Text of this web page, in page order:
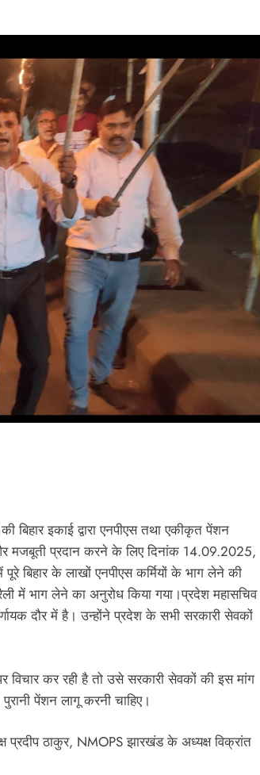
बिहार इकाई द्वारा एनपीएस तथा एकीकृत पेंशन
मजबूती प्रदान करने के लिए दिनांक 14.09.2025,
बिहार के लाखों एनपीएस कर्मियों के भाग लेने की
में भाग लेने का अनुरोध किया गया।प्रदेश महासचिव
दौर में है। उन्होंने प्रदेश के सभी सरकारी सेवकों
विचार कर रही है तो उसे सरकारी सेवकों की इस मांग
पेंशन लागू करनी चाहिए।
प्रदीप ठाकुर, NMOPS झारखंड के अध्यक्ष विक्रांत
ndia’s Waterproofing Industry Fast-
Tracks Toward Rs. 15,000 Crore
Market by 2026
5 hours ago